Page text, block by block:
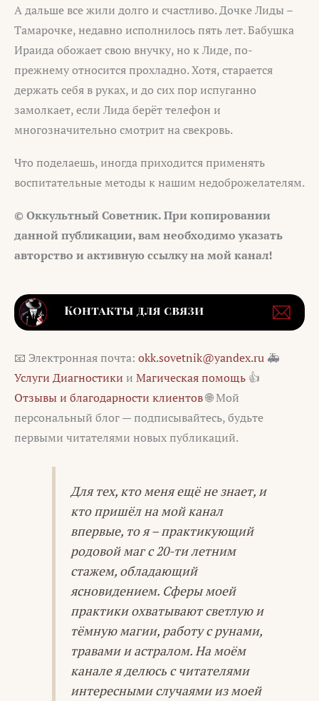
А дальше все жили долго и счастливо. Дочке Лиды –
Тамарочке, недавно исполнилось пять лет. Бабушка
Ираида обожает свою внучку, но к Лиде, по-
прежнему относится прохладно. Хотя, старается
держать себя в руках, и до сих пор испуганно
замолкает, если Лида берёт телефон и
многозначительно смотрит на свекровь.
Что поделаешь, иногда приходится применять
воспитательные методы к нашим недоброжелателям.
© Оккультный Советник. При копировании
данной публикации, вам необходимо указать
авторство и активную ссылку на мой канал!
📧 Электронная почта: okk.sovetnik@yandex.ru 🚑
Услуги Диагностики и Магическая помощь 👍
Отзывы и благодарности клиентов🌐 Мой
персональный блог — подписывайтесь, будьте
первыми читателями новых публикаций.
Для тех, кто меня ещё не знает, и
кто пришёл на мой канал
впервые, то я – практикующий
родовой маг с 20-ти летним
стажем, обладающий
ясновидением. Сферы моей
практики охватывают светлую и
тёмную магии, работу с рунами,
травами и астралом. На моём
канале я делюсь с читателями
интересными случаями из моей